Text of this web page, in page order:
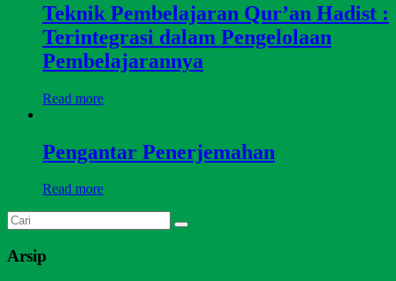
Teknik Pembelajaran Qur’an Hadist :
Terintegrasi dalam Pengelolaan
Pembelajarannya
Read more
Pengantar Penerjemahan
Read more
Arsip